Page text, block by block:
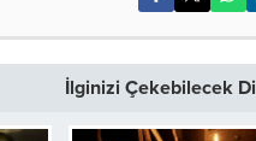
İlginizi Çekebilecek